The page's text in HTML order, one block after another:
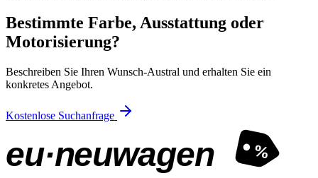
Bestimmte Farbe, Ausstattung oder
Motorisierung?
Beschreiben Sie Ihren Wunsch-Austral und erhalten Sie ein
konkretes Angebot.
Kostenlose Suchanfrage
eu·neuwagen %